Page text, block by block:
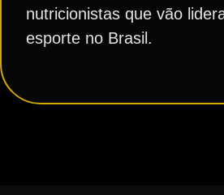
nutricionistas que vão
esporte no Brasil.